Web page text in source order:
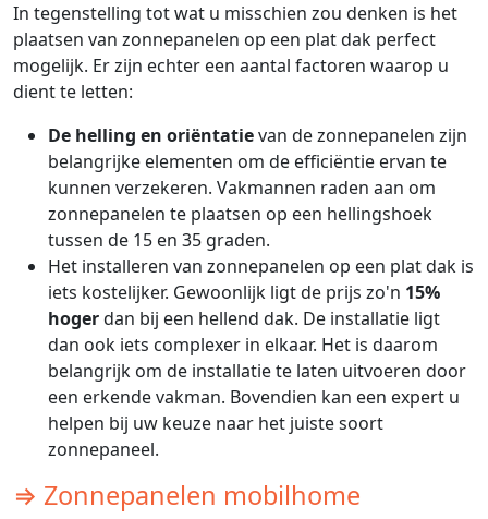
In tegenstelling tot wat u misschien zou denken is het
plaatsen van zonnepanelen op een plat dak perfect
mogelijk. Er zijn echter een aantal factoren waarop u
dient te letten:
De helling en oriëntatievan de zonnepanelen zijn
belangrijke elementen om de efficiëntie ervan te
kunnen verzekeren. Vakmannen raden aan om
zonnepanelen te plaatsen op een hellingshoek
tussen de 15 en 35 graden.
Het installeren van zonnepanelen op een plat dak is
iets kostelijker. Gewoonlijk ligt de prijs zo'n 15%
hogerdan bij een hellend dak. De installatie ligt
dan ook iets complexer in elkaar. Het is daarom
belangrijk om de installatie te laten uitvoeren door
een erkende vakman. Bovendien kan een expert u
helpen bij uw keuze naar het juiste soort
zonnepaneel.
⇒ Zonnepanelen mobilhome